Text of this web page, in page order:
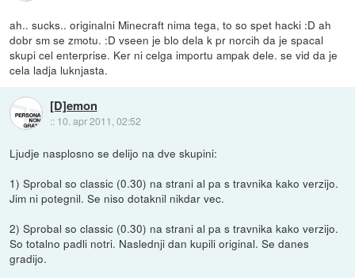
ah.. sucks.. originalni Minecraft nima tega, to so spet hacki :D ah
dobr sm se zmotu. :D vseen je blo dela k pr norcih da je spacal
skupi cel enterprise. Ker ni celga importu ampak dele. se vid da je
cela ladja luknjasta.
[D]emon
:: 10. apr 2011, 02:52
Ljudje nasplosno se delijo na dve skupini:
1) Sprobal so classic (0.30) na strani al pa s travnika kako verzijo.
Jim ni potegnil. Se niso dotaknil nikdar vec.
2) Sprobal so classic (0.30) na strani al pa s travnika kako verzijo.
So totalno padli notri. Naslednji dan kupili original. Se danes
gradijo.